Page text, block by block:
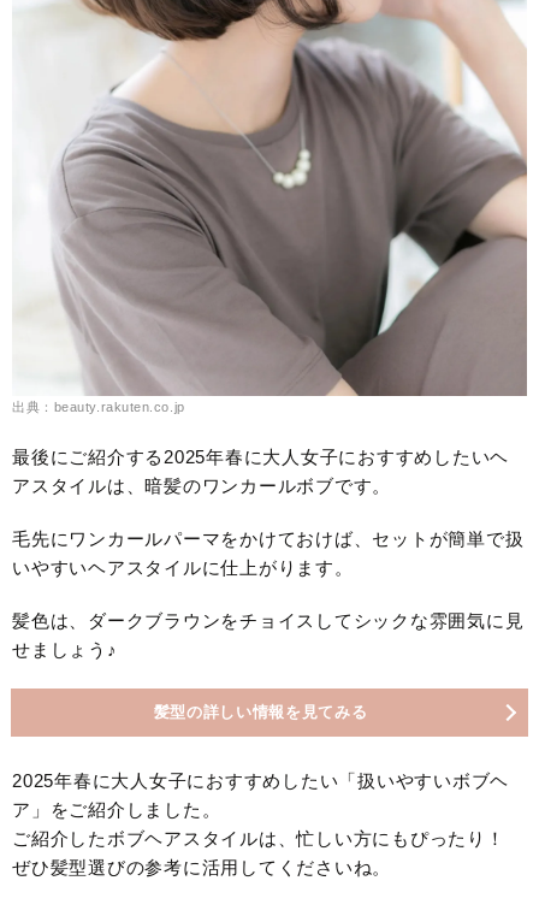
出典：beauty.rakuten.co.jp
最後にご紹介する2025年春に大人女子におすすめしたいヘ
アスタイルは、暗髪のワンカールボブです。
毛先にワンカールパーマをかけておけば、セットが簡単で扱
いやすいヘアスタイルに仕上がります。
髪色は、ダークブラウンをチョイスしてシックな雰囲気に見
せましょう♪
髪型の詳しい情報を見てみる
2025年春に大人女子におすすめしたい「扱いやすいボブヘ
ア」をご紹介しました。
ご紹介したボブヘアスタイルは、忙しい方にもぴったり！
ぜひ髪型選びの参考に活用してくださいね。